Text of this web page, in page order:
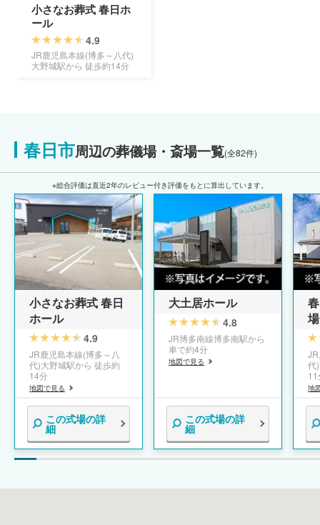
小さなお葬式 春日ホ
ール
4.9
JR鹿児島本線(博多～八代)
大野城駅から 徒歩約14分
春日市周辺の葬儀場・斎場一覧(全82件)
※総合評価は直近2年のレビュー付き評価をもとに算出しています。
小さなお葬式 春日
ホール
4.9
JR鹿児島本線(博多～八
代)大野城駅から 徒歩約
14分
地図で見る
この式場の詳
細
大土居ホール
4.8
JR博多南線博多南駅から
車で約4分
地図で見る
この式場の詳
細
場
代
11
地